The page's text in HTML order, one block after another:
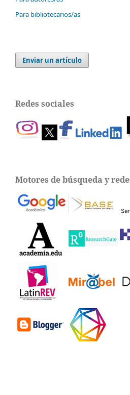
Para bibliotecarios/as
Enviar un artículo
Redes sociales
Motores de búsqueda y